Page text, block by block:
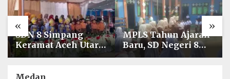
« »
SDN 8 Simpang
Keramat Aceh Utara
Gelar Penutupan
Ajaran 2026/2027
MPLS Tahun Ajaran
Baru, SD Negeri 8
Simpang Keuramat
Medan